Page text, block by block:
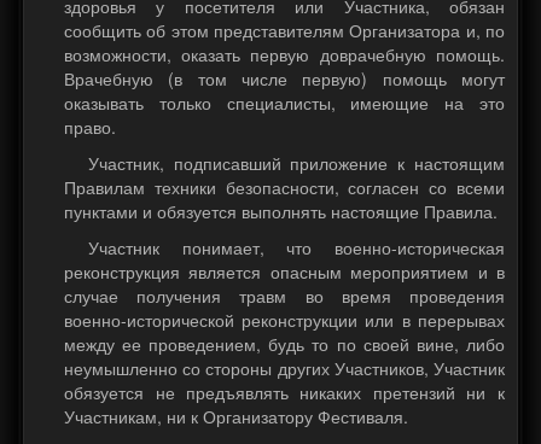
здоровья у посетителя или Участника, обязан
сообщить об этом представителям Организатора и, по
возможности, оказать первую доврачебную помощь.
Врачебную (в том числе первую) помощь могут
оказывать только специалисты, имеющие на это
право.
Участник, подписавший приложение к настоящим
Правилам техники безопасности, согласен со всеми
пунктами и обязуется выполнять настоящие Правила.
Участник понимает, что военно-историческая
реконструкция является опасным мероприятием и в
случае получения травм во время проведения
военно-исторической реконструкции или в перерывах
между ее проведением, будь то по своей вине, либо
неумышленно со стороны других Участников, Участник
обязуется не предъявлять никаких претензий ни к
Участникам, ни к Организатору Фестиваля.